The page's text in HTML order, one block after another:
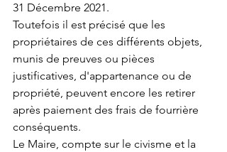
31 Décembre 2021.
Toutefois il est précisé que les
propriétaires de ces différents objets,
munis de preuves ou pièces
justificatives, d'appartenance ou de
propriété, peuvent encore les retirer
après paiement des frais de fourrière
conséquents.
Le Maire, compte sur le civisme et la